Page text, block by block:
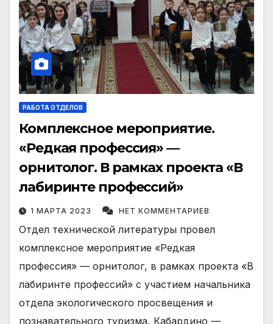
РАБОТА ОТДЕЛОВ
Комплексное мероприятие.
«Редкая профессия» —
орнитолог. В рамках проекта «В
лабиринте профессий»
1 МАРТА 2023 НЕТ КОММЕНТАРИЕВ
Отдел технической литературы провел
комплексное мероприятие «Редкая
профессия» — орнитолог, в рамках проекта «В
лабиринте профессий» с участием начальника
отдела экологического просвещения и
познавательного туризма, Кабардино —